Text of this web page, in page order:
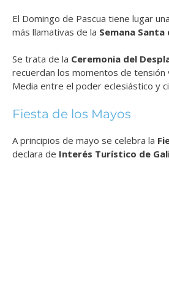
El Domingo de Pascua tiene lugar
más llamativas de la Semana Santa
Se trata de la Ceremonia del
recuerdan los momentos de tensión
Media entre el poder eclesiástico y
Fiesta de los Mayos
A principios de mayo se celebra la
declara de Interés Turístico de